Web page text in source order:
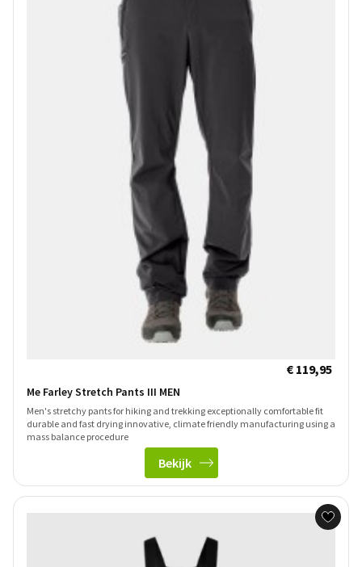
€ 119,95
Me Farley Stretch Pants III MEN
Men's stretchy pants for hiking and trekking exceptionally comfortable fit
durable and fast drying innovative, climate friendly manufacturing using a
mass balance procedure
Bekijk